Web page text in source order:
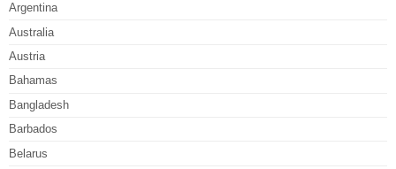
Argentina
Australia
Austria
Bahamas
Bangladesh
Barbados
Belarus